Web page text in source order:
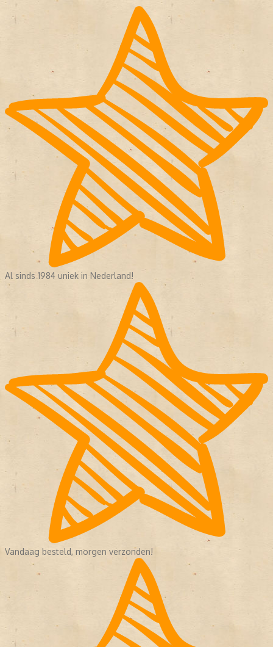
Al sinds 1984 uniek in Nederland!
Vandaag besteld, morgen verzonden!